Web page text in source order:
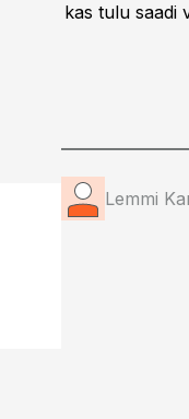
kas tulu saadi
Lemmi